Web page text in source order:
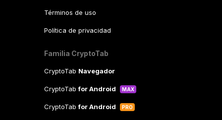
Términos de uso
Política de privacidad
Familia CryptoTab
CryptoTab Navegador
CryptoTabfor Android MAX
CryptoTabfor Android PRO